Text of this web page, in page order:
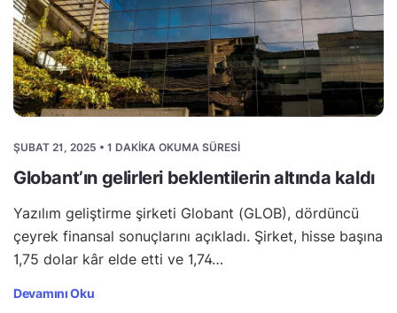
ŞUBAT 21, 2025 • 1 DAKIKA OKUMA SÜRESI
Globant’ın gelirleri beklentilerin altında kaldı
Yazılım geliştirme şirketi Globant (GLOB), dördüncü
çeyrek finansal sonuçlarını açıkladı. Şirket, hisse başına
1,75 dolar kâr elde etti ve 1,74…
Devamını Oku